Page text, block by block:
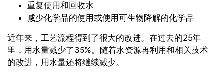
重复使用和回收水
减少化学品的使用或使用可生物降解的化学品
近年来，工艺流程得到了很大的改进。在过去的25年
里，用水量减少了35%。随着水资源再利用和相关技术
的改进，用水量还将继续减少。